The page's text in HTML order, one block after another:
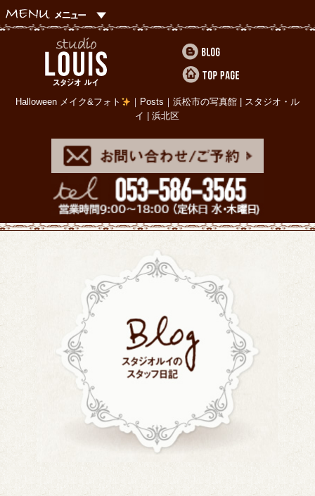
Halloween メイク&フォト
｜Posts｜浜松市の写真館 | スタジオ・ル
イ | 浜北区